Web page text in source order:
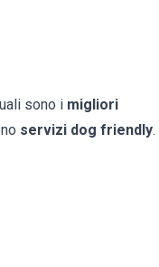
sono i migliori
servizi dog friendly.